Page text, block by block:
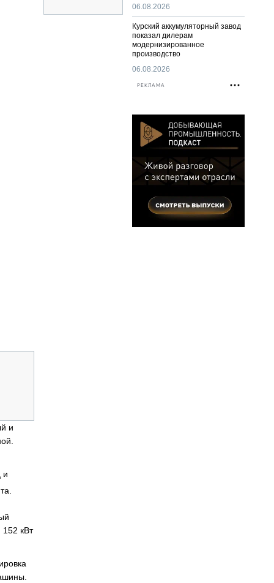
и
и
кВт
06.08.2026
Курский аккумуляторный завод
показал дилерам
модернизированное
производство
06.08.2026
РЕКЛАМА